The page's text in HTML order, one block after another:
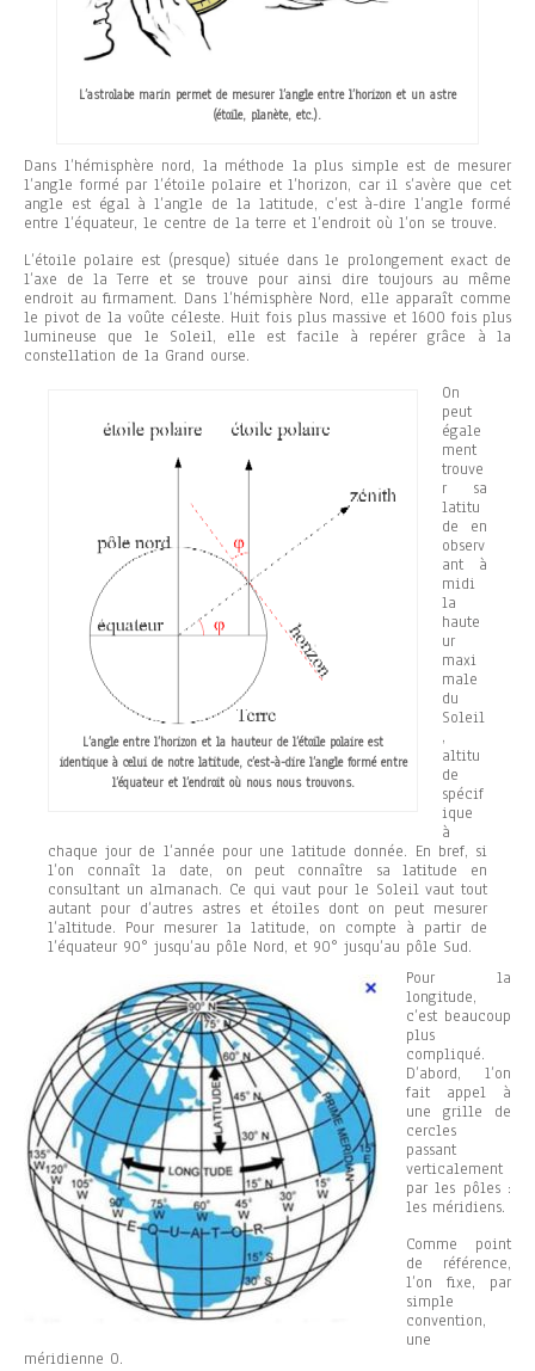
L’astrolabe marin permet de mesurer l’angle entre l’horizon et un astre
(étoile, planète, etc.).
Dans l’hémisphère nord, la méthode la plus simple est de mesurer
l’angle formé par l’étoile polaire et l’horizon, car il s’avère que cet
angle est égal à l’angle de la latitude, c’est à-dire l’angle formé
entre l’équateur, le centre de la terre et l’endroit où l’on se trouve.
L’étoile polaire est (presque) située dans le prolongement exact de
l’axe de la Terre et se trouve pour ainsi dire toujours au même
endroit au firmament. Dans l’hémisphère Nord, elle apparaît comme
le pivot de la voûte céleste. Huit fois plus massive et 1600 fois plus
lumineuse que le Soleil, elle est facile à repérer grâce à la
constellation de la Grand ourse.
L’angle entre l’horizon et la hauteur de l’étoile polaire est
identique à celui de notre latitude, c’est-à-dire l’angle formé entre
l’équateur et l’endroit où nous nous trouvons.
On
peut
égale
ment
trouve
r sa
latitu
de en
observ
ant à
midi
la
haute
ur
maxi
male
du
Soleil
,
altitu
de
spécif
ique
à
chaque jour de l’année pour une latitude donnée. En bref, si
l’on connaît la date, on peut connaître sa latitude en
consultant un almanach. Ce qui vaut pour le Soleil vaut tout
autant pour d’autres astres et étoiles dont on peut mesurer
l’altitude. Pour mesurer la latitude, on compte à partir de
l’équateur 90° jusqu’au pôle Nord, et 90° jusqu’au pôle Sud.
Pour la
longitude,
c’est beaucoup
plus
compliqué.
D’abord, l’on
fait appel à
une grille de
cercles
passant
verticalement
par les pôles :
les méridiens.
Comme point
de référence,
l’on fixe, par
simple
convention,
une
méridienne 0.